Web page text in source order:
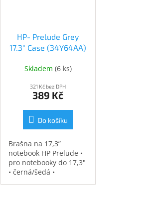
HP- Prelude Grey
17.3" Case (34Y64AA)
Skladem (6 ks)
321 Kč bez DPH
389 Kč
Do košíku
Brašna na 17,3”
notebook HP Prelude •
pro notebooky do 17,3"
• černá/šedá •